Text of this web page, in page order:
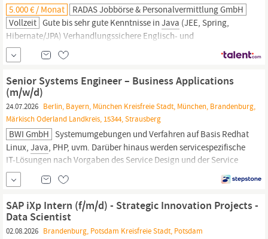
5.000 € / Monat
RADAS Jobbörse & Personalvermittlung GmbH
Vollzeit Gute bis sehr gute Kenntnisse in Java (JEE, Spring,
Hibernate/JPA) Verhandlungssichere Englisch- und
Deutschkenntnisse Teamfähigkeit Belastbarkeit und analytisches
Denken Lösungsorientiertes Handeln Weitere Infos: Branche des
Unternehmen und Betrieben Beginn der Tätigkeit: ab sofort (nach
Vereinbarung)...
Senior Systems Engineer – Business Applications
(m/w/d)
24.07.2026 Berlin, Bayern, München Kreisfreie Stadt, München, Brandenburg,
Märkisch Oderland Landkreis, 15344, Strausberg
BWI GmbH Systemumgebungen und Verfahren auf Basis Redhat
Linux, Java, PHP, uvm. Darüber hinaus werden servicespezifische
IT-Lösungen nach Vorgaben des Service Design und der Service
Transition entwickelt, integriert und getestet, sowie
Fachkonzepte für Delivery Einheiten erstellt und gepflegt. 2nd
Level Support für die LAMP (LinuxPHP)
SAP iXp Intern (f/m/d) - Strategic Innovation Projects -
Data Scientist
02.08.2026 Brandenburg, Potsdam Kreisfreie Stadt, Potsdam